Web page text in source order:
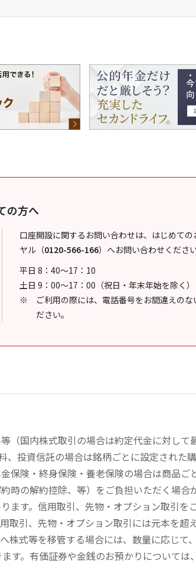
の方へ
口座開設に関するお問い合わせは、はじめての
ヤル （0120-566-166） へお問い合わせください
平日 8：40～17：10
土日 9：00～17：00（祝日・年末年始を除く）
ご利用の際には、電話番号をお間違えのな
ださい。
（国内株式取引の場合は約定代金に対して
投資信託の場合は銘柄ごとに設定された
保険・終身保険・養老保険の場合は商品ご
時の解約控除、等）をご負担いただく場合
ます。信用取引、先物・オプション取引を
取引、先物・オプション取引には元本を超
株式等を移管する場合には、数量に応じて
す。有価証券や金銭のお預かりについては